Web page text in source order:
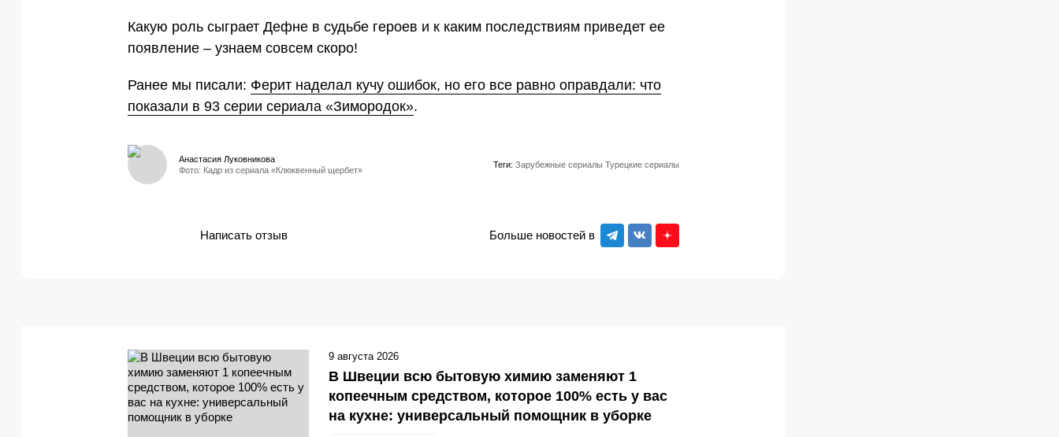
Какую роль сыграет Дефне в судьбе героев и к каким последствиям приведет ее
появление – узнаем совсем скоро!
Ранее мы писали: Ферит наделал кучу ошибок, но его все равно оправдали: что
показали в 93 серии сериала «Зимородок».
Фото: Кадр из сериала «Клюквенный щербет»
Анастасия Луковникова
Теги: Зарубежные сериалы Турецкие сериалы
Больше новостей в
Написать отзыв
В Швеции всю бытовую химию заменяют 1
копеечным средством, которое 100% есть у вас
на кухне: универсальный помощник в уборке
9 августа 2026